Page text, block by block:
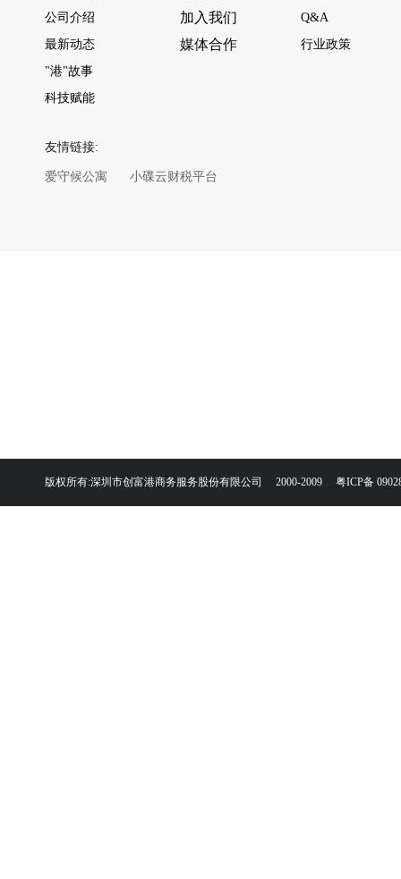
公司介绍
最新动态
"港"故事
科技赋能
加入我们
媒体合作
Q&A
行业政策
友情链接:
爱守候公寓 小碟云财税平台
版权所有:深圳市创富港商务服务股份有限公司 2000-2009 粤ICP备